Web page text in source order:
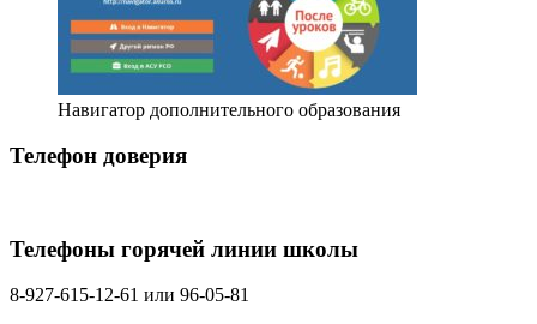
Навигатор дополнительного образования
Телефон доверия
Телефоны горячей линии школы
8-927-615-12-61 или 96-05-81